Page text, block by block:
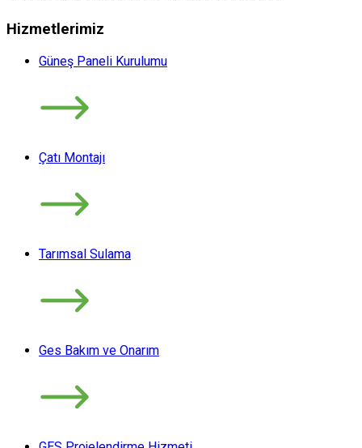
Hizmetlerimiz
Güneş Paneli Kurulumu
Çatı Montajı
Tarımsal Sulama
Ges Bakım ve Onarım